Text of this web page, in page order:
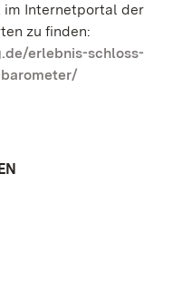
im Internetportal der
zu finden:
erlebnis-schloss-